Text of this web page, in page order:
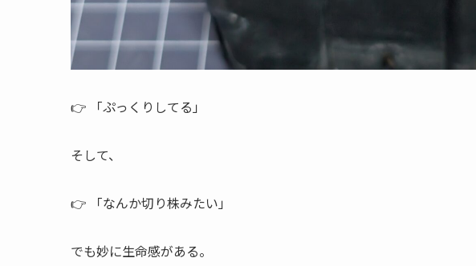
👉 「ぷっくりしてる」
そして、
👉 「なんか切り株みたい」
でも妙に生命感がある。